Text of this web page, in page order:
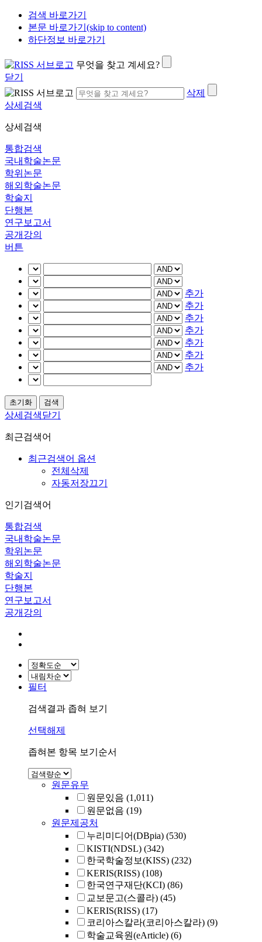
검색 바로가기
본문 바로가기(skip to content)
하단정보 바로가기
무엇을 찾고 계세요?
닫기
삭제
상세검색
상세검색
통합검색
국내학술논문
학위논문
해외학술논문
학술지
단행본
연구보고서
공개강의
버튼
추가
추가
추가
추가
추가
추가
추가
상세검색닫기
최근검색어
최근검색어 옵션
전체삭제
자동저장끄기
인기검색어
통합검색
국내학술논문
학위논문
해외학술논문
학술지
단행본
연구보고서
공개강의
필터
검색결과 좁혀 보기
선택해제
좁혀본 항목 보기순서
원문유무
원문있음 (1,011)
원문없음 (19)
원문제공처
누리미디어(DBpia) (530)
KISTI(NDSL) (342)
한국학술정보(KISS) (232)
KERIS(RISS) (108)
한국연구재단(KCI) (86)
교보문고(스콜라) (45)
KERIS(RISS) (17)
코리아스칼라(코리아스칼라) (9)
학술교육원(eArticle) (6)